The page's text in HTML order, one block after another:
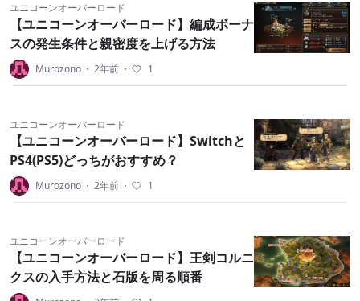
ユニコーンオーバーロード
【ユニコーンオーバーロード】編成ボーナ
スの発生条件と親密度を上げる方法
Murozono ・ 2年前 ・ 1
ユニコーンオーバーロード
【ユニコーンオーバーロード】Switchと
PS4(PS5)どっちがおすすめ？
Murozono ・ 2年前 ・ 1
ユニコーンオーバーロード
【ユニコーンオーバーロード】王剣コルニ
クスの入手方法と石版を周る順番